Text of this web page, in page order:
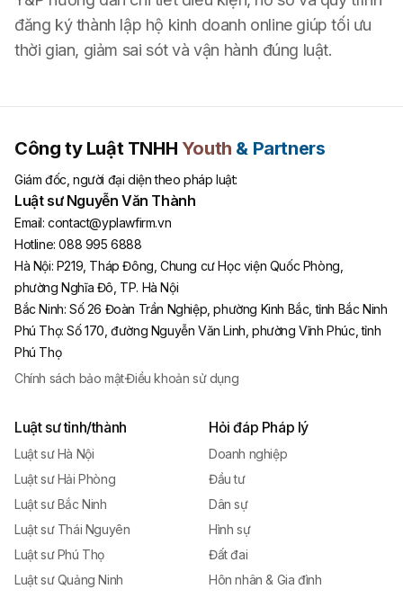
đăng ký thành lập hộ kinh doanh online giúp tối ưu
thời gian, giảm sai sót và vận hành đúng luật.
Công ty Luật TNHH Youth & Partners
Giám đốc, người đại diện theo pháp luật:
Luật sư Nguyễn Văn Thành
Email: contact@yplawfirm.vn
Hotline: 088 995 6888
Hà Nội: P219, Tháp Đông, Chung cư Học viện Quốc Phòng,
phường Nghĩa Đô, TP. Hà Nội
Bắc Ninh:Số 26 Đoàn Trần Nghiệp, phường Kinh Bắc, tỉnh Bắc Ninh
Phú Thọ:Số 170, đường Nguyễn Văn Linh, phường Vĩnh Phúc, tỉnh
Phú Thọ
Chính sách bảo mật·Điều khoản sử dụng
Luật sư tỉnh/thành
Luật sư Hà Nội
Luật sư Hải Phòng
Luật sư Bắc Ninh
Luật sư Thái Nguyên
Luật sư Phú Thọ
Luật sư Quảng Ninh
Hỏi đáp Pháp lý
Doanh nghiệp
Đầu tư
Dân sự
Hình sự
Đất đai
Hôn nhân & Gia đình